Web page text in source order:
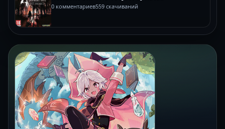
0 комментариев559 скачиваний